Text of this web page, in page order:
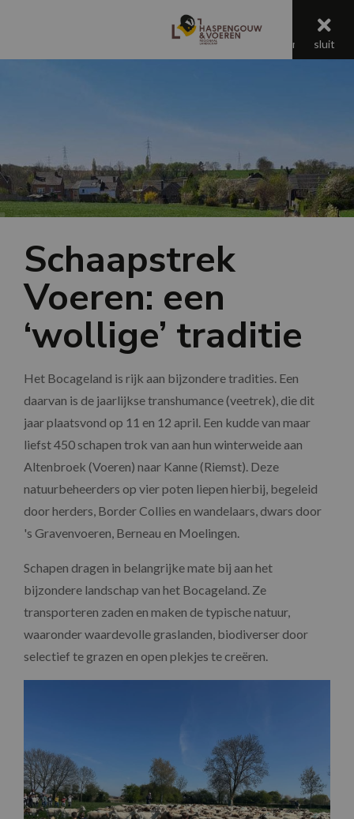
menu
menusluit
Schaapstrek
Voeren: een
‘wollige’ traditie
Het Bocageland is rijk aan bijzondere tradities. Een
daarvan is de jaarlijkse transhumance (veetrek), die dit
jaar plaatsvond op 11 en 12 april. Een kudde van maar
liefst 450 schapen trok van aan hun winterweide aan
Altenbroek (Voeren) naar Kanne (Riemst). Deze
natuurbeheerders op vier poten liepen hierbij, begeleid
door herders, Border Collies en wandelaars, dwars door
's Gravenvoeren, Berneau en Moelingen.
Schapen dragen in belangrijke mate bij aan het
bijzondere landschap van het Bocageland. Ze
transporteren zaden en maken de typische natuur,
waaronder waardevolle graslanden, biodiverser door
selectief te grazen en open plekjes te creëren.